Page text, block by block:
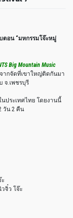
ตอน “มหกรรมโจ๊ะหมู่
Big Mountain Music
ากจัดที่เขาใหญ่ติดกันมา
จ.เพชรบุรี
ระเทศไทย โดยงานนี้
วัน 2 คืน
ะ
จิ๋ว โจ๊ะ